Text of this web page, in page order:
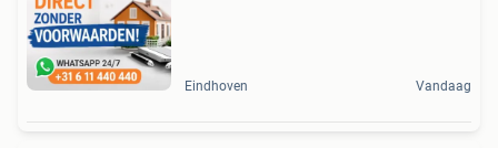
Eindhoven Vandaag